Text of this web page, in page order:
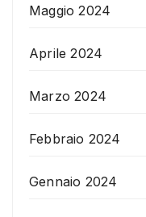
Maggio 2024
Aprile 2024
Marzo 2024
Febbraio 2024
Gennaio 2024